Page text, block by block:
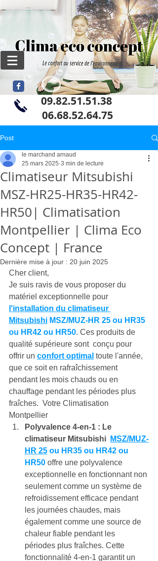
09.82.51.51.38
06.68.52.64.75
Post
Climatiseur Mitsubishi
MSZ-HR25-HR35-HR42-
HR50| Climatisation
Montpellier | Clima Eco
Concept | France
le marchand arnaud
25 mars 2025 3 min de lecture
Dernière mise à jour : 20 juin 2025
Cher client,
Je suis ravis de vous proposer du
matériel exceptionnelle pour
l'installation du climatiseur
Mitsubishi MSZ/MUZ-HR 25 ou HR35
ou HR42 ou HR50. Ces produits de
qualité supérieure sont  conçu pour
offrir un confort optimal toute l'année,
que ce soit en rafraîchissement
pendant les mois chauds ou en
chauffage pendant les périodes plus
fraîches.  Votre Climatisation
Montpellier
Polyvalence 4-en-1 : Le
climatiseur Mitsubishi
MSZ/MUZ-
HR 25 ou HR35 ou HR42 ou
HR50 offre une polyvalence
exceptionnelle en fonctionnant non
seulement comme un système de
refroidissement efficace pendant
les journées chaudes, mais
également comme une source de
chaleur fiable pendant les
périodes plus fraîches. Cette
fonctionnalité 4-en-1 garantit un